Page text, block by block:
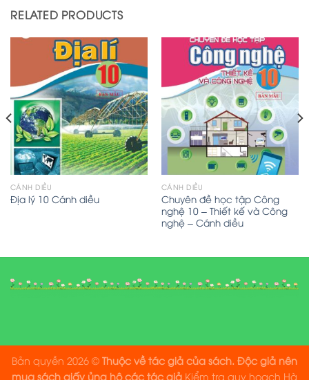
RELATED PRODUCTS
CÁNH DIỀU
Địa lý 10 Cánh diều
CÁNH DIỀU
Chuyên đề học tập Công
nghệ 10 – Thiết kế và Công
nghệ – Cánh diều
Bản quyền 2026 © Thuộc về tác giả của sách. Độc giả nên
mua sách giấy ủng hộ các tác giả Kiểm tra quy hoạch Hà